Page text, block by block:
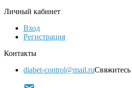
Личный кабинет
Вход
Регистрация
Контакты
diabet-control@mail.ru